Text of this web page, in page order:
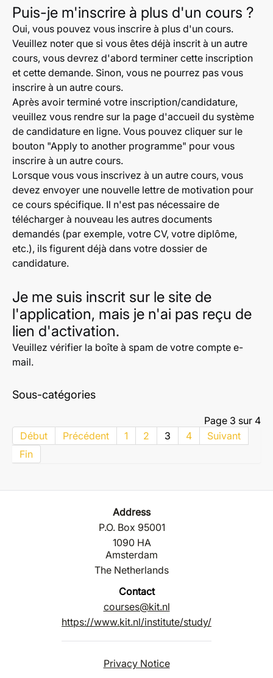
Puis-je m'inscrire à plus d'un cours ?
Oui, vous pouvez vous inscrire à plus d'un cours.
Veuillez noter que si vous êtes déjà inscrit à un autre
cours, vous devrez d'abord terminer cette inscription
et cette demande. Sinon, vous ne pourrez pas vous
inscrire à un autre cours.
Après avoir terminé votre inscription/candidature,
veuillez vous rendre sur la page d'accueil du système
de candidature en ligne. Vous pouvez cliquer sur le
bouton "Apply to another programme" pour vous
inscrire à un autre cours.
Lorsque vous vous inscrivez à un autre cours, vous
devez envoyer une nouvelle lettre de motivation pour
ce cours spécifique. Il n'est pas nécessaire de
télécharger à nouveau les autres documents
demandés (par exemple, votre CV, votre diplôme,
etc.), ils figurent déjà dans votre dossier de
candidature.
Je me suis inscrit sur le site de
l'application, mais je n'ai pas reçu de
lien d'activation.
Veuillez vérifier la boîte à spam de votre compte e-
mail.
Sous-catégories
Page 3 sur 4
Début
Précédent 1 2 3 4
Suivant
Fin
Address
P.O. Box 95001
1090 HA
Amsterdam
The Netherlands
Contact
courses@kit.nl
https://www.kit.nl/institute/study/
Privacy Notice